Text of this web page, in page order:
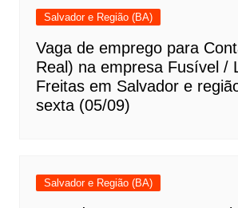
Salvador e Região (BA)
Vaga de emprego para
Real) na empresa Fusível /
Freitas em Salvador e
sexta (05/09)
Salvador e Região (BA)